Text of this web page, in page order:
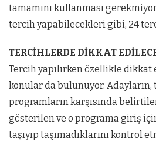
tamamını kullanması
tercih yapabilecekleri gibi, 24
TERCİHLERDE DİKKAT
Tercih yapılırken özellikle dikkat
konular da bulunuyor.
programların karşısında
gösterilen ve o programa giriş
taşıyıp taşımadıklarını kontrol